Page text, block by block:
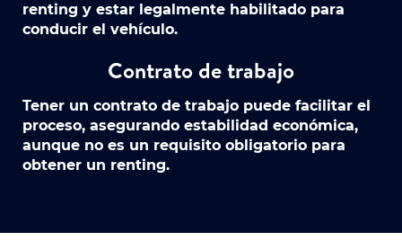
renting y estar legalmente habilitado para
conducir el vehículo.
Contrato de trabajo
Tener un contrato de trabajo puede facilitar el
proceso, asegurando estabilidad económica,
aunque no es un requisito obligatorio para
obtener un renting.